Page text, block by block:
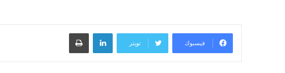
فيسبوك تويتر
لينكدإن